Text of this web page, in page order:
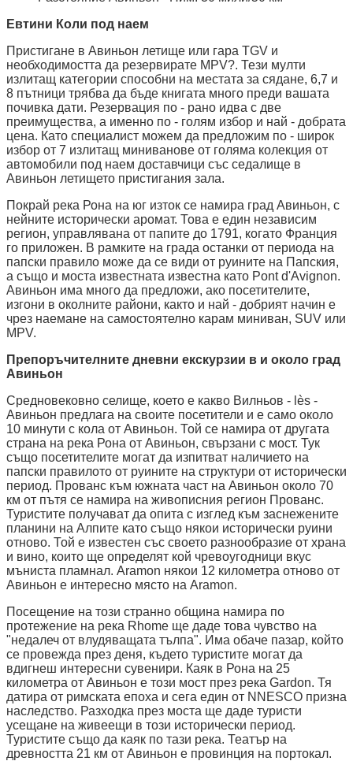
Евтини Коли под наем
Пристигане в Авиньон летище или гара TGV и
необходимостта да резервирате MPV?. Тези мулти
излитащ категории способни на местата за сядане, 6,7 и
8 пътници трябва да бъде книгата много преди вашата
почивка дати. Резервация по - рано идва с две
преимущества, а именно по - голям избор и най - добрата
цена. Като специалист можем да предложим по - широк
избор от 7 излитащ миниванове от голяма колекция от
автомобили под наем доставчици със седалище в
Авиньон летището пристигания зала.
Покрай река Рона на юг изток се намира град Авиньон, с
нейните исторически аромат. Това е един независим
регион, управлявана от папите до 1791, когато Франция
го приложен. В рамките на града останки от периода на
папски правило може да се види от руините на Папския,
а също и моста известната известна като Pont d'Avignon.
Авиньон има много да предложи, ако посетителите,
изгони в околните райони, както и най - добрият начин е
чрез наемане на самостоятелно карам миниван, SUV или
MPV.
Препоръчителните дневни екскурзии в и около град
Авиньон
Средновековно селище, което е какво Вилньов - lès -
Авиньон предлага на своите посетители и е само около
10 минути с кола от Авиньон. Той се намира от другата
страна на река Рона от Авиньон, свързани с мост. Тук
също посетителите могат да изпитват наличието на
папски правилото от руините на структури от исторически
период. Прованс към южната част на Авиньон около 70
км от пътя се намира на живописния регион Прованс.
Туристите получават да опита с изглед към заснежените
планини на Алпите като също някои исторически руини
отново. Той е известен със своето разнообразие от храна
и вино, които ще определят кой чревоугодници вкус
мъниста пламнал. Aramon някои 12 километра отново от
Авиньон е интересно място на Aramon.
Посещение на този странно община намира по
протежение на река Rhome ще даде това чувство на
"недалеч от влудяващата тълпа". Има обаче пазар, който
се провежда през деня, където туристите могат да
вдигнеш интересни сувенири. Каяк в Рона на 25
километра от Авиньон е този мост през река Gardon. Тя
датира от римската епоха и сега един от NNESCO призна
наследство. Разходка през моста ще даде туристи
усещане на живеещи в този исторически период.
Туристите също да каяк по тази река. Театър на
древността 21 км от Авиньон е провинция на портокал.